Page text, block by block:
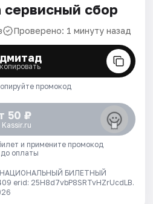
сервисный сбор
Проверено: 1 минуту назад
промокод
50 ₽
Kassir.ru
и примените промокод
до оплаты
НАЦИОНАЛЬНЫЙ БИЛЕТНЫЙ
erid: 25H8d7vbP8SRTvHZrUcdLB.